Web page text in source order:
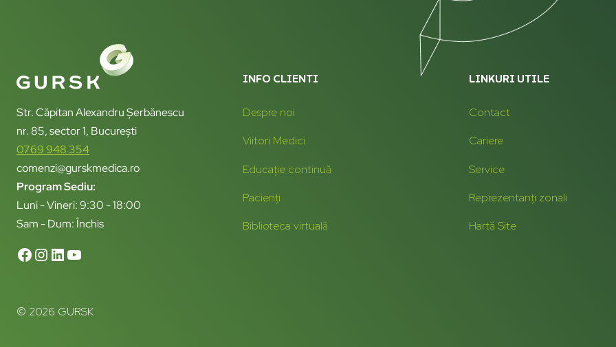
Str. Căpitan Alexandru Șerbănescu
nr. 85, sector 1, București
0769 948 354
comenzi@gurskmedica.ro
Program Sediu:
Luni - Vineri: 9:30 - 18:00
Sam - Dum: Închis
© 2026 GURSK
INFO CLIENTI
Despre noi
Viitori Medici
Educație continuă
Pacienți
Biblioteca virtuală
LINKURI UTILE
Contact
Cariere
Service
Reprezentanți zonali
Hartă Site